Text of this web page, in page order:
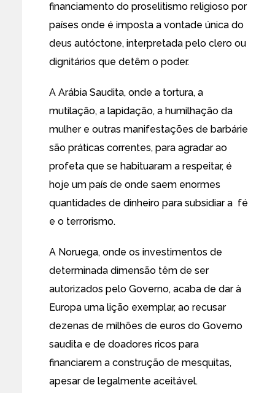
financiamento do proselitismo religioso por
países onde é imposta a vontade única do
deus autóctone, interpretada pelo clero ou
dignitários que detêm o poder.
A Arábia Saudita, onde a tortura, a
mutilação, a lapidação, a humilhação da
mulher e outras manifestações de barbárie
são práticas correntes, para agradar ao
profeta que se habituaram a respeitar, é
hoje um país de onde saem enormes
quantidades de dinheiro para subsidiar a fé
e o terrorismo.
A Noruega, onde os investimentos de
determinada dimensão têm de ser
autorizados pelo Governo, acaba de dar à
Europa uma lição exemplar, ao recusar
dezenas de milhões de euros do Governo
saudita e de doadores ricos para
financiarem a construção de mesquitas,
apesar de legalmente aceitável.